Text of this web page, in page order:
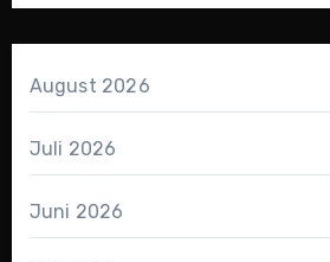
August 2026
Juli 2026
Juni 2026